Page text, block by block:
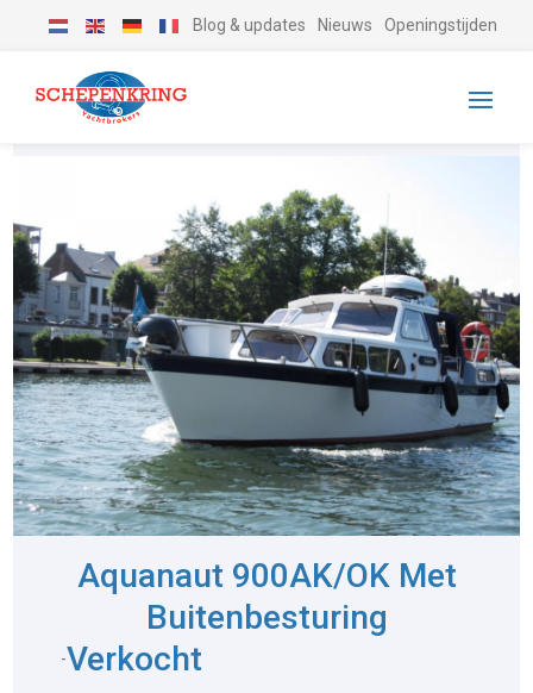
Blog & updates Nieuws Openingstijden
Aquanaut 900AK/OK Met
Buitenbesturing
-Verkocht